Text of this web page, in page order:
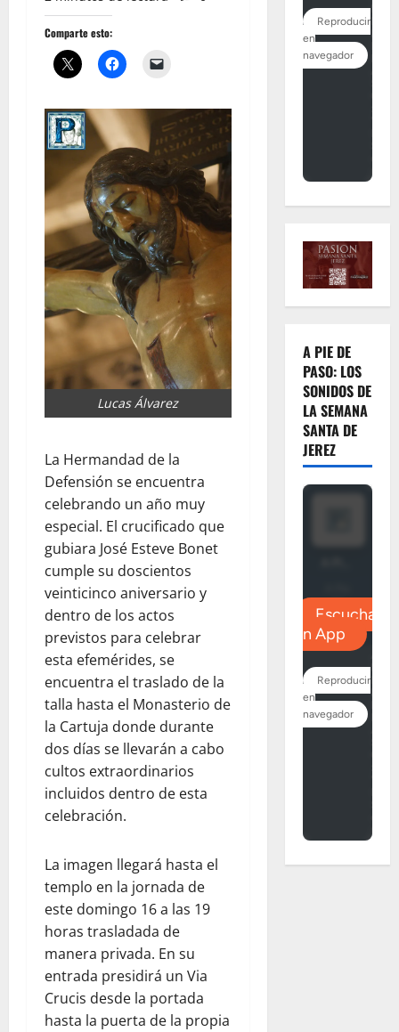
Comparte esto:
Lucas Álvarez
La Hermandad de la
Defensión se encuentra
celebrando un año muy
especial. El crucificado que
gubiara José Esteve Bonet
cumple su doscientos
veinticinco aniversario y
dentro de los actos
previstos para celebrar
esta efemérides, se
encuentra el traslado de la
talla hasta el Monasterio de
la Cartuja donde durante
dos días se llevarán a cabo
cultos extraordinarios
incluidos dentro de esta
celebración.
La imagen llegará hasta el
templo en la jornada de
este domingo 16 a las 19
horas trasladada de
manera privada. En su
entrada presidirá un Via
Crucis desde la portada
hasta la puerta de la propia
A PIE DE
PASO: LOS
SONIDOS DE
LA SEMANA
SANTA DE
JEREZ